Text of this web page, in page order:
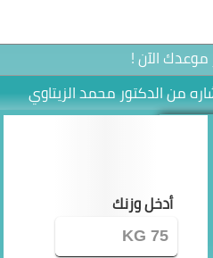
موعدك الآن !
من الدكتور محمد الزيتاوي
أدخل وزنك